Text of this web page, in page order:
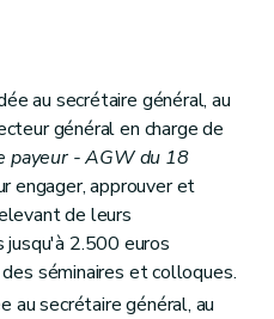
au secrétaire général, au
général en charge de
payeur - AGW du 18
engager, approuver et
de leurs
2.500 euros
séminaires et colloques.
au secrétaire général, au